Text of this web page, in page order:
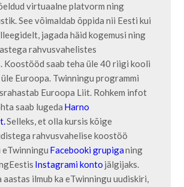
virtuaalne platvorm ning
See võimaldab õppida nii Eesti kui
jagada häid kogemusi ning
rahvusvahelistes
Koostööd saab teha üle 40 riigi kooli
Euroopa. Twinningu programmi
Euroopa Liit. Rohkem infot
saab lugeda Harno
Selleks, et olla kursis kõige
rahvusvahelise koostöö
Facebooki grupiga ning
Instagrami konto jälgijaks.
aastas ilmub ka eTwinningu uudiskiri,